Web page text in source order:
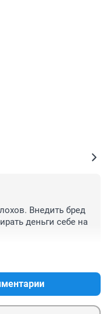
Внедить бред
деньги себе на